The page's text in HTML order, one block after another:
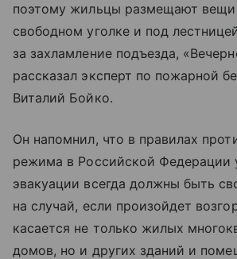
поэтому жильцы размещают
свободном уголке и под
за захламление подъезда,
рассказал эксперт по пожарной
Виталий Бойко.
Он напомнил, что в правилах
режима в Российской Федерации
эвакуации всегда должны быть
на случай, если произойдет
касается не только жилых
домов, но и других зданий и